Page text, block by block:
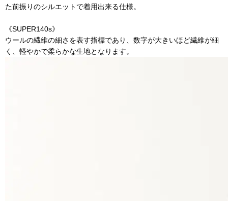
た前振りのシルエットで着用出来る仕様。
《SUPER140s》
ウールの繊維の細さを表す指標であり、数字が大きいほど繊維が細
く、軽やかで柔らかな生地となります。